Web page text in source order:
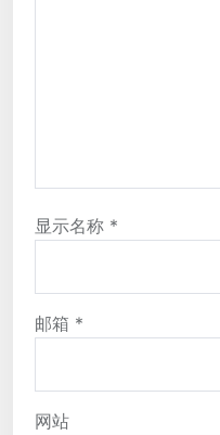
显示名称 *
邮箱 *
网站